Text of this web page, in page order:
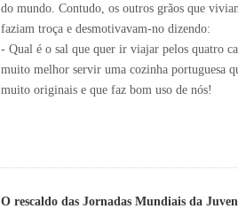
do mundo. Contudo, os outros grãos que
faziam troça e desmotivavam-no dizendo:
- Qual é o sal que quer ir viajar pelos quatro
muito melhor servir uma cozinha portuguesa
muito originais e que faz bom uso de nós!
O rescaldo das Jornadas Mundiais da